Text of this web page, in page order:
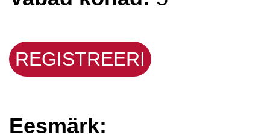
REGISTREERI
Eesmärk: